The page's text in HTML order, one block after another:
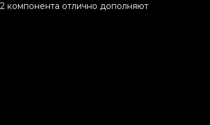
компонента отлично дополняют